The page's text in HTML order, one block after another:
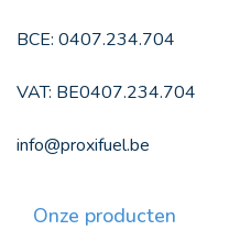
BCE: 0407.234.704
VAT: BE0407.234.704
info@proxifuel.be
Onze producten